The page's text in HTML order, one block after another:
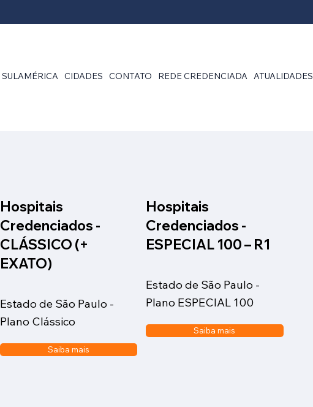
SULAMÉRICA CIDADES CONTATO REDE CREDENCIADA ATUALIDADES
Hospitais
Credenciados -
CLÁSSICO (+
EXATO)
Estado de São Paulo -
Plano Clássico
Saiba mais
Hospitais
Credenciados -
ESPECIAL 100 – R1
Estado de São Paulo -
Plano ESPECIAL 100
Saiba mais